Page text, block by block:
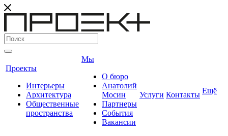
Проекты
Интерьеры
Архитектура
Общественные
пространства
Мы
О бюро
Анатолий
Мосин
Партнеры
События
Вакансии
Услуги Контакты Ещё